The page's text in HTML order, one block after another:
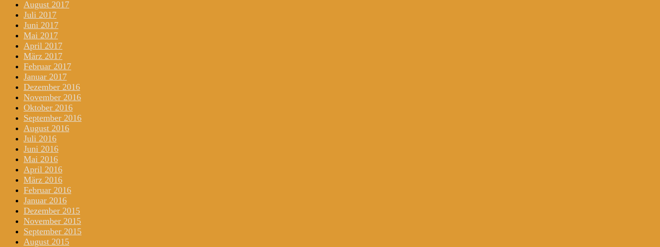
August 2017
Juli 2017
Juni 2017
Mai 2017
April 2017
März 2017
Februar 2017
Januar 2017
Dezember 2016
November 2016
Oktober 2016
September 2016
August 2016
Juli 2016
Juni 2016
Mai 2016
April 2016
März 2016
Februar 2016
Januar 2016
Dezember 2015
November 2015
September 2015
August 2015